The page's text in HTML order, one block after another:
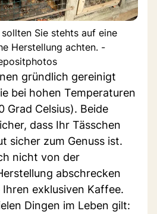
Sie stehts auf eine
Herstellung achten. -
gründlich gereinigt
bei hohen Temperaturen
Grad Celsius). Beide
dass Ihr Tässchen
sicher zum Genuss ist.
nicht von der
abschrecken
Ihren exklusiven Kaffee.
Dingen im Leben gilt: